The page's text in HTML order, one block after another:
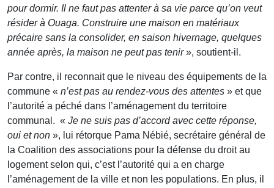
pour dormir. Il ne faut pas attenter à sa vie parce qu’on veut
résider à Ouaga. Construire une maison en matériaux
précaire sans la consolider, en saison hivernage, quelques
année après, la maison ne peut pas tenir», soutient-il.
Par contre, il reconnait que le niveau des équipements de la
commune « n’est pas au rendez-vous des attentes » et que
l’autorité a péché dans l’aménagement du territoire
communal. « Je ne suis pas d’accord avec cette réponse,
oui et non », lui rétorque Pama Nébié, secrétaire général de
la Coalition des associations pour la défense du droit au
logement selon qui, c’est l’autorité qui a en charge
l’aménagement de la ville et non les populations. En plus, il